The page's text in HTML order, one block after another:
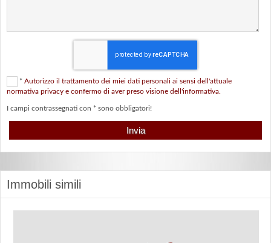
* Autorizzo il trattamento dei miei dati personali ai sensi dell'attuale
normativa privacy e confermo di aver preso visione dell'informativa.
I campi contrassegnati con * sono obbligatori!
Immobili simili